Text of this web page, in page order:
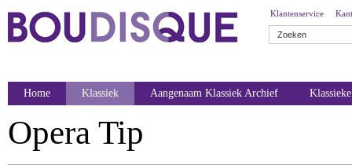
Klantenservice
Home Klassiek Aangenaam Klassiek Archief
Opera Tip